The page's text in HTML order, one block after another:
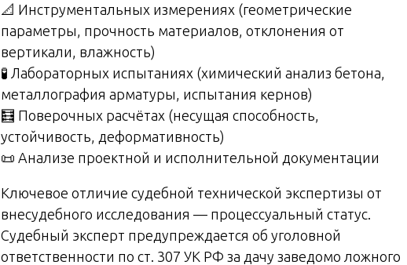
📐 Инструментальных измерениях (геометрические
параметры, прочность материалов, отклонения от
вертикали, влажность)
🧪 Лабораторных испытаниях (химический анализ бетона,
металлография арматуры, испытания кернов)
🧮 Поверочных расчётах (несущая способность,
устойчивость, деформативность)
📜 Анализе проектной и исполнительной документации
Ключевое отличие судебной технической экспертизы от
внесудебного исследования — процессуальный статус.
Судебный эксперт предупреждается об уголовной
ответственности по ст. 307 УК РФ за дачу заведомо ложного